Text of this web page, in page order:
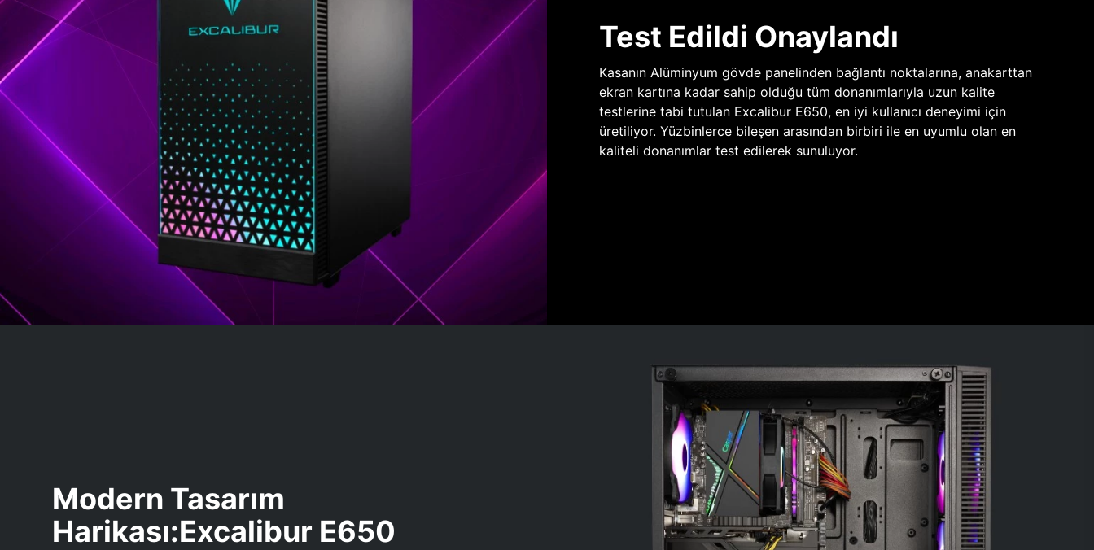
Test Edildi Onaylandı
Kasanın Alüminyum gövde panelinden bağlantı noktalarına, anakarttan
ekran kartına kadar sahip olduğu tüm donanımlarıyla uzun kalite
testlerine tabi tutulan Excalibur E650, en iyi kullanıcı deneyimi için
üretiliyor. Yüzbinlerce bileşen arasından birbiri ile en uyumlu olan en
kaliteli donanımlar test edilerek sunuluyor.
Modern Tasarım
Harikası:Excalibur E650